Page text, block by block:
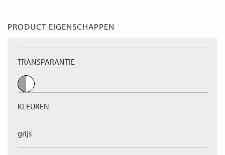
PRODUCT EIGENSCHAPPEN
TRANSPARANTIE
KLEUREN
grijs